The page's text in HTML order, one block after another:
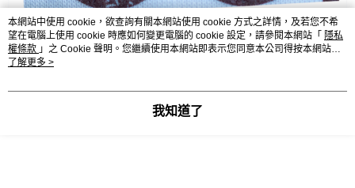
本網站中使用 cookie，欲查詢有關本網站使用 cookie 方式之詳情，及若您不希
望在電腦上使用 cookie 時應如何變更電腦的 cookie 設定，請參閱本網站「 隱私
權條款 」之 Cookie 聲明。您繼續使用本網站即表示您同意本公司得按本網站使
用條款之 Cookie 聲明使用 cookie。
了解更多 >
我知道了